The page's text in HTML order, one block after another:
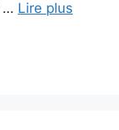
… Lire plus